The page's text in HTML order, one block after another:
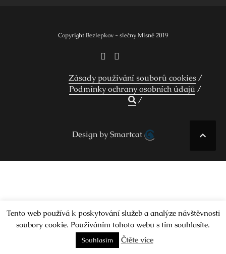
Copyright Bezlepkov - slečny Mlsné 2019
Zásady používání souborů cookies
Podmínky ochrany osobních údajů
Design by Smartcat
Tento web používá k poskytování služeb a analýze návštěvnosti
soubory cookie. Používáním tohoto webu s tím souhlasíte.
Souhlasím Čtěte více